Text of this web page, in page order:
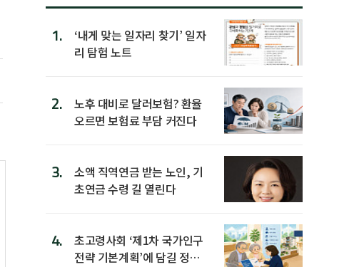
1.
‘내게 맞는 일자리 찾기’ 일자
리 탐험 노트
2.
노후 대비로 달러보험? 환율
오르면 보험료 부담 커진다
3.
소액 직역연금 받는 노인, 기
초연금 수령 길 열린다
4.
초고령사회 ‘제1차 국가인구
전략 기본계획’에 담길 정책